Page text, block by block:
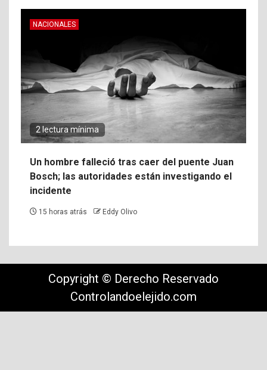
NACIONALES
2 lectura mínima
Un hombre falleció tras caer del puente Juan
Bosch; las autoridades están investigando el
incidente
15 horas atrás Eddy Olivo
Copyright © Derecho Reservado
Controlandoelejido.com